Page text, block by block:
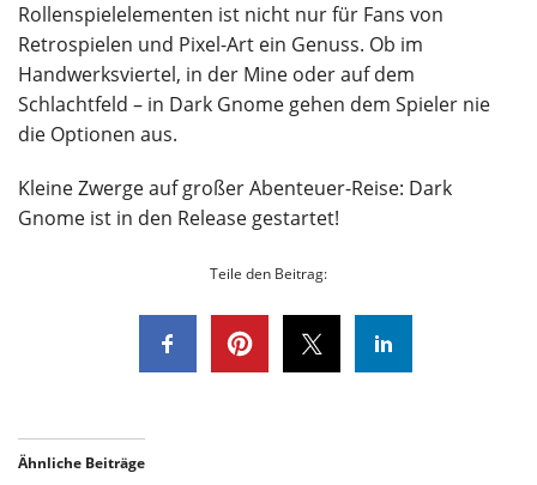
Rollenspielelementen ist nicht nur für Fans von
Retrospielen und Pixel-Art ein Genuss. Ob im
Handwerksviertel, in der Mine oder auf dem
Schlachtfeld – in Dark Gnome gehen dem Spieler nie
die Optionen aus.
Kleine Zwerge auf großer Abenteuer-Reise: Dark
Gnome ist in den Release gestartet!
Teile den Beitrag:
Ähnliche Beiträge